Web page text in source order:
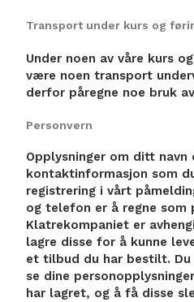
Transport under kurs og
Under noen av våre kurs
være noen transport
derfor påregne noe bruk
Personvern
Opplysninger om ditt navn
kontaktinformasjon som
registrering i vårt
og telefon er å regne som
Klatrekompaniet er
lagre disse for å kunne
et tilbud du har bestilt.
se dine
har lagret, og å få disse